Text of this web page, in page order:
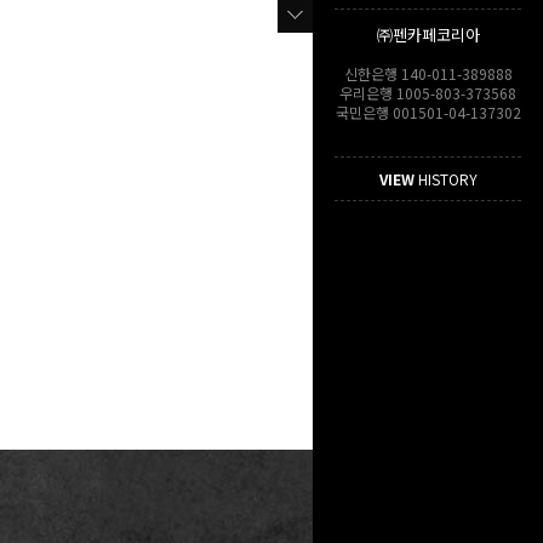
㈜펜카페코리아
신한은행 140-011-389888
우리은행 1005-803-373568
국민은행 001501-04-137302
VIEWHISTORY